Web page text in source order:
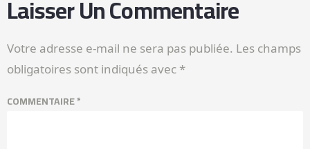
Laisser Un Commentaire
Votre adresse e-mail ne sera pas publiée. Les champs
obligatoires sont indiqués avec *
COMMENTAIRE*